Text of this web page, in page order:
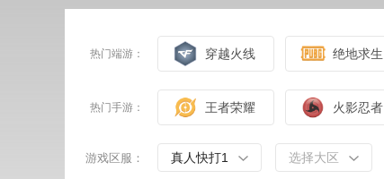
热门端游： 穿越火线 绝地求生
热门手游： 王者荣耀 火影忍者
游戏区服： 真人快打1 选择大区